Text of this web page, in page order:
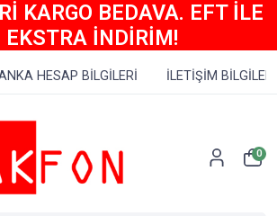
KARGO BEDAVA. EFT İLE
EKSTRA İNDİRİM!
HESAP BİLGİLERİ İLETİŞİM BİLGİLERİ
0